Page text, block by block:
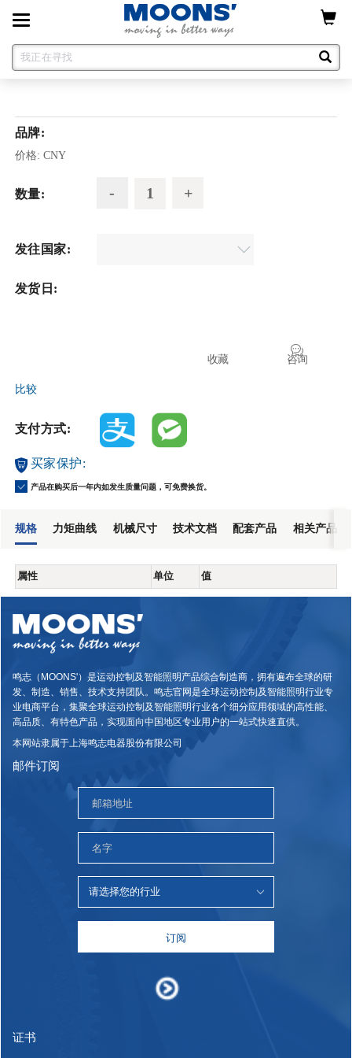
Toggle
navigation
品牌:
价格: CNY
数量:
发往国家:
发货日:
咨询
收藏
比较
支付方式:
买家保护:
产品在购买后一年内如发生质量问题，可免费换货。
规格 力矩曲线 机械尺寸 技术文档 配套产品 相关产品
属性 单位 值
鸣志（MOONS'）是运动控制及智能照明产品综合制造商，拥有遍布全球的研
发、制造、销售、技术支持团队。鸣志官网是全球运动控制及智能照明行业专
业电商平台，集聚全球运动控制及智能照明行业各个细分应用领域的高性能、
高品质、有特色产品，实现面向中国地区专业用户的一站式快速直供。
本网站隶属于上海鸣志电器股份有限公司
邮件订阅
订阅
证书